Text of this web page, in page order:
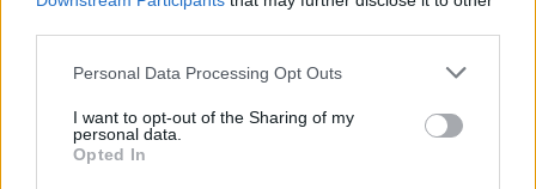
Personal Data Processing Opt Outs
I want to opt-out of the Sharing of my
personal data.
Opted In
Failed to fetch